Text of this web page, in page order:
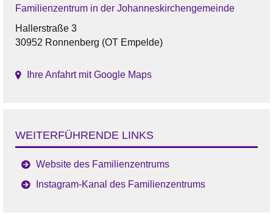
Familienzentrum in der Johanneskirchengemeinde
Hallerstraße 3
30952 Ronnenberg (OT Empelde)
Ihre Anfahrt mit Google Maps
WEITERFÜHRENDE LINKS
Website des Familienzentrums
Instagram-Kanal des Familienzentrums